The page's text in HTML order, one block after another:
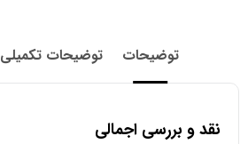
توضیحات توضیحات تکمیلی
نقد و بررسی اجمالی